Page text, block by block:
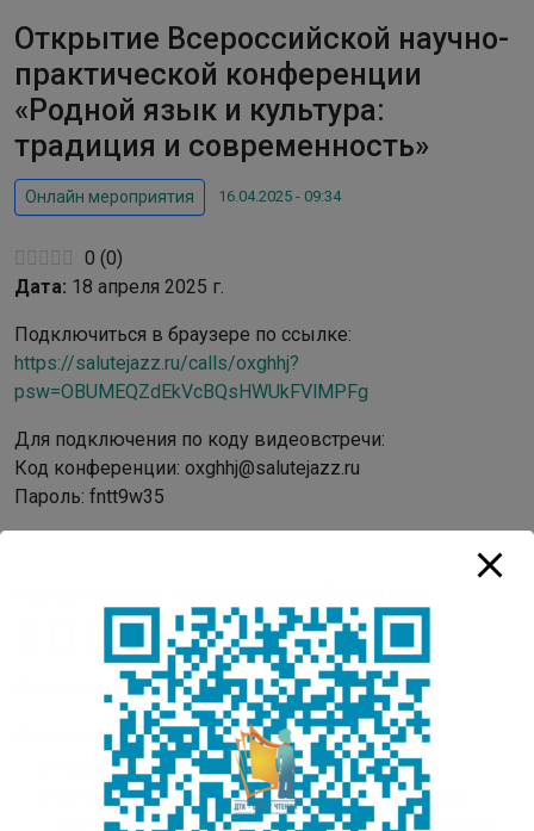
Открытие Всероссийской научно-
практической конференции
«Родной язык и культура:
традиция и современность»
Онлайн мероприятия 16.04.2025 - 09:34
0 (0)
Дата: 18 апреля 2025 г.
Подключиться в браузере по ссылке:
https://salutejazz.ru/calls/oxghhj?
psw=OBUMEQZdEkVcBQsHWUkFVlMPFg
Для подключения по коду видеовстречи:
Код конференции: oxghhj@salutejazz.ru
Пароль: fntt9w35
Оценок пока нет. Поставьте оценку первым.
Рекомендуем:
Родной язык – символ народа
Сегодня, 9 февраля, в ДТК – Центре чтения